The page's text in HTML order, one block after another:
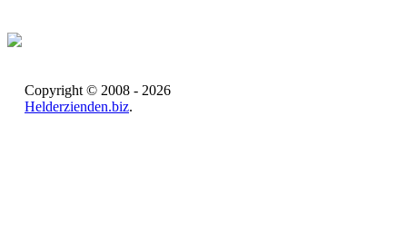
Copyright © 2008 - 2026
Helderzienden.biz.